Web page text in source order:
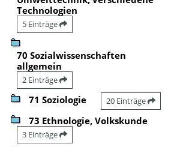
Technologien
5 Einträge
70 Sozialwissenschaften
allgemein
2 Einträge
71 Soziologie 20 Einträge
73 Ethnologie, Volkskunde
3 Einträge